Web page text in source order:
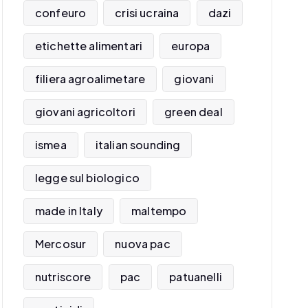
confeuro crisi ucraina dazi
etichette alimentari europa
filiera agroalimetare giovani
giovani agricoltori green deal
ismea italian sounding
legge sul biologico
made in Italy maltempo
Mercosur nuova pac
nutriscore pac patuanelli